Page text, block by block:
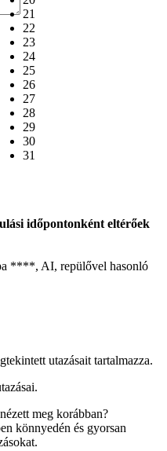
21
22
23
24
25
26
27
28
29
30
31
időpontonként eltérőek
****, AI, repülővel hasonló
utazásait tartalmazza.
meg korábban?
könnyedén és gyorsan